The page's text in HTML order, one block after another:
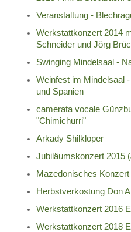
Veranstaltung -
Werkstattkonzert 2014
Schneider und Jörg
Swinging Mindelsaal -
Weinfest im Mindelsaal
und Spanien
camerata vocale
"Chimichurri"
Arkady Shilkloper
Jubiläumskonzert 2015
Mazedonisches Konzert
Herbstverkostung Don
Werkstattkonzert 2016
Werkstattkonzert 2018